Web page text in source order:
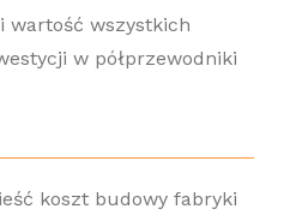
wartość wszystkich
w półprzewodniki
koszt budowy fabryki